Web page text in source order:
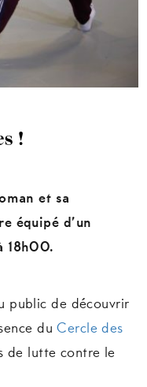
!
et sa
équipé d’un
18h00.
public de découvrir
duCercle des
de lutte contre le